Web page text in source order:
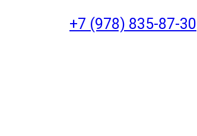
+7 (978) 835-87-30